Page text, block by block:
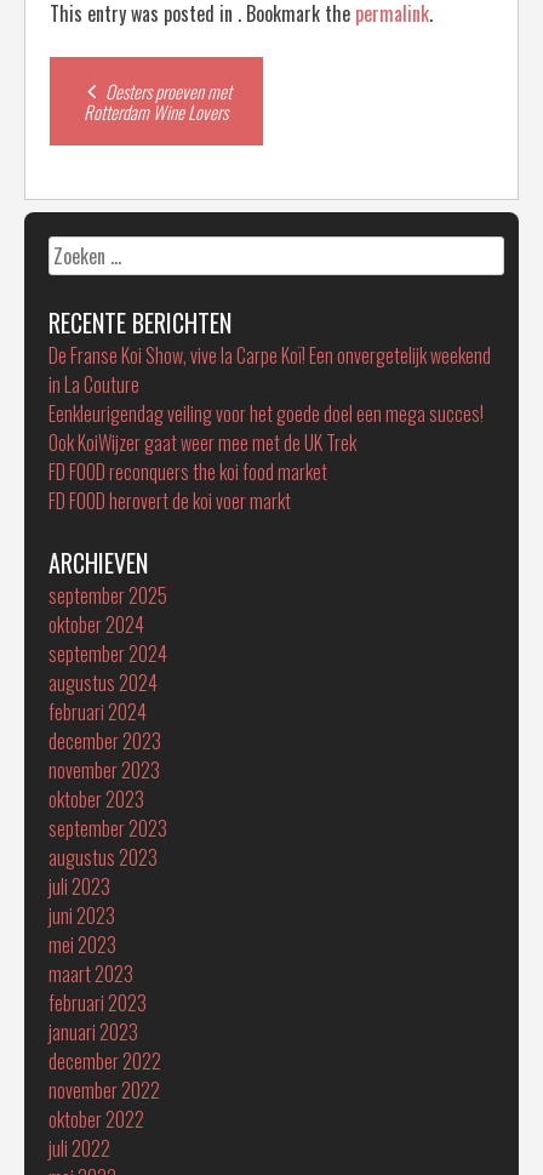
This entry was posted in . Bookmark the permalink.
Post
navigation
Oesters proeven met
Rotterdam Wine Lovers
Zoeken
naar:
RECENTE BERICHTEN
De Franse Koi Show, vive la Carpe Koï! Een onvergetelijk weekend
in La Couture
Eenkleurigendag veiling voor het goede doel een mega succes!
Ook KoiWijzer gaat weer mee met de UK Trek
FD FOOD reconquers the koi food market
FD FOOD herovert de koi voer markt
ARCHIEVEN
september 2025
oktober 2024
september 2024
augustus 2024
februari 2024
december 2023
november 2023
oktober 2023
september 2023
augustus 2023
juli 2023
juni 2023
mei 2023
maart 2023
februari 2023
januari 2023
december 2022
november 2022
oktober 2022
juli 2022